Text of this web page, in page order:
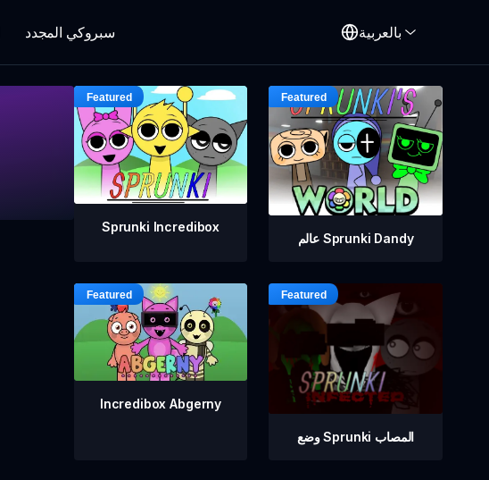
سبروكي المجدد بالعربية
Sprunki Incredibox
عالم Sprunki Dandy
Incredibox Abgerny
وضع Sprunki المصاب